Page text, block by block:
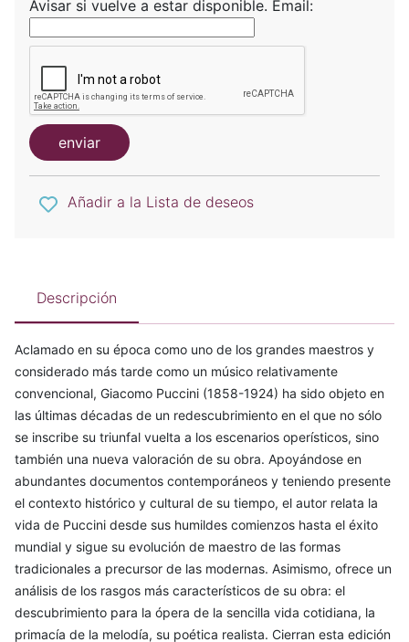
Avisar si vuelve a estar disponible. Email:
enviar
Añadir a la Lista de deseos
Descripción
Aclamado en su época como uno de los grandes maestros y
considerado más tarde como un músico relativamente
convencional, Giacomo Puccini (1858-1924) ha sido objeto en
las últimas décadas de un redescubrimiento en el que no sólo
se inscribe su triunfal vuelta a los escenarios operísticos, sino
también una nueva valoración de su obra. Apoyándose en
abundantes documentos contemporáneos y teniendo presente
el contexto histórico y cultural de su tiempo, el autor relata la
vida de Puccini desde sus humildes comienzos hasta el éxito
mundial y sigue su evolución de maestro de las formas
tradicionales a precursor de las modernas. Asimismo, ofrece un
análisis de los rasgos más característicos de su obra: el
descubrimiento para la ópera de la sencilla vida cotidiana, la
primacía de la melodía, su poética realista. Cierran esta edición